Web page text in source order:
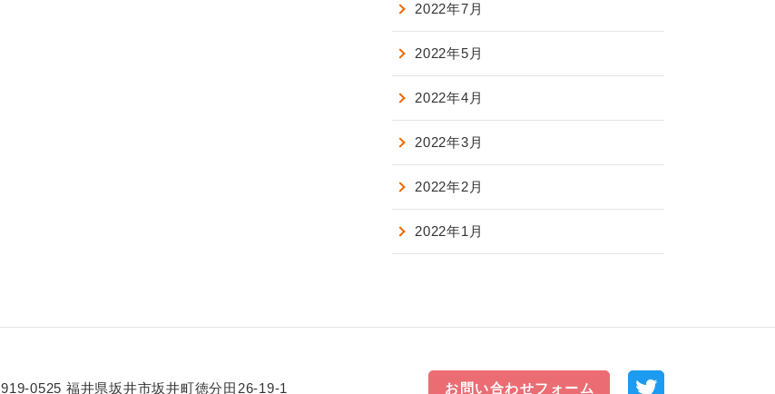
2022年7月
2022年5月
2022年4月
2022年3月
2022年2月
2022年1月
919-0525 福井県坂井市坂井町徳分田26-19-1 お問い合わせフォーム